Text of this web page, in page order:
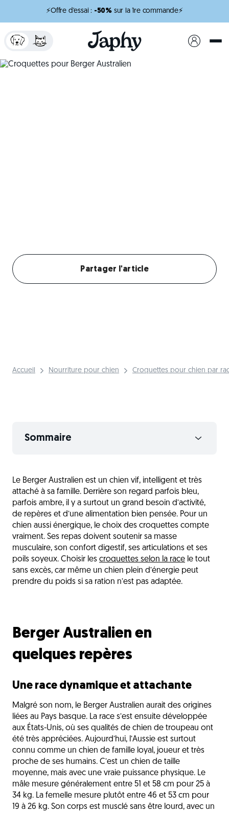
⚡Offre d'essai : -50% sur la 1re commande⚡
Partager l'article
Accueil Nourriture pour chien Croquettes pour chien par
Sommaire
Besoins du Berger Australien
Croquettes adaptées au Berger Australien
Alimentation du chiot Berger Australien
Alimentation du Berger Australien adulte
Alimentation du Berger Australien senior
Points de vigilance santé
Amour et croquettes pour Berger Australien
L'avis du vétérinaire
Découvrez aussi
Le Berger Australien est un chien vif, intelligent et très
attaché à sa famille. Derrière son regard parfois bleu,
parfois ambre, il y a surtout un grand besoin d’activité,
de repères et d’une alimentation bien pensée. Pour un
chien aussi énergique, le choix des croquettes compte
vraiment. Ses repas doivent soutenir sa masse
musculaire, son confort digestif, ses articulations et ses
poils soyeux. Choisir les croquettes selon la race le tout
sans excès, car même un chien plein d’énergie peut
prendre du poids si sa ration n’est pas adaptée.
Berger Australien en
quelques repères
Une race dynamique et attachante
Malgré son nom, le Berger Australien aurait des origines
liées au Pays basque. La race s’est ensuite développée
aux États-Unis, où ses qualités de chien de troupeau ont
été très appréciées. Aujourd’hui, l’Aussie est surtout
connu comme un chien de famille loyal, joueur et très
proche de ses humains. C’est un chien de taille
moyenne, mais avec une vraie puissance physique. Le
mâle mesure généralement entre 51 et 58 cm pour 25 à
34 kg. La femelle mesure plutôt entre 46 et 53 cm pour
19 à 26 kg. Son corps est musclé sans être lourd, avec un